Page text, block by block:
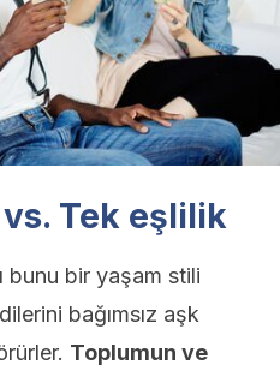
Tek eşlilik
bunu bir yaşam stili
bağımsız aşk
Toplumun ve